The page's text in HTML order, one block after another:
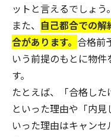
ットと言えるでしょう。
また、 自己都合での
合があります。 合格前
いう前提のもとに物
す。
たとえば、「合格した
といった理由や「内
いった理由はキャン